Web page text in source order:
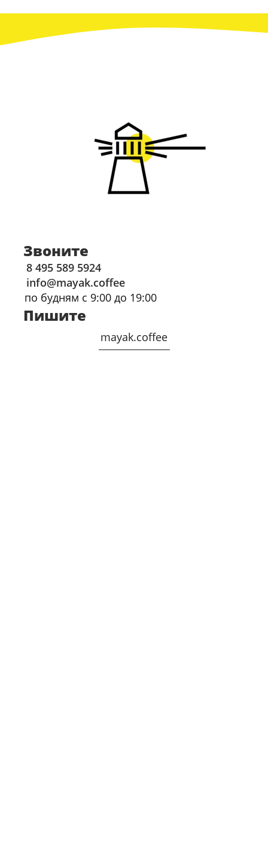
Звоните
8 495 589 5924
info@mayak.coffee
по будням с 9:00 до 19:00
Пишите
mayak.coffee